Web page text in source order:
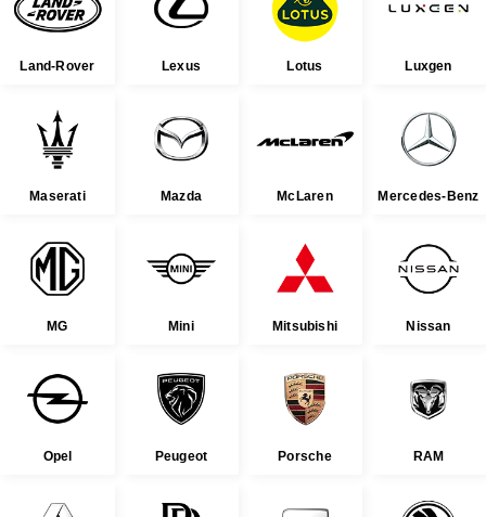
Land-Rover Lexus Lotus Luxgen
Maserati Mazda McLaren Mercedes-Benz
MG Mini Mitsubishi Nissan
Opel Peugeot Porsche RAM